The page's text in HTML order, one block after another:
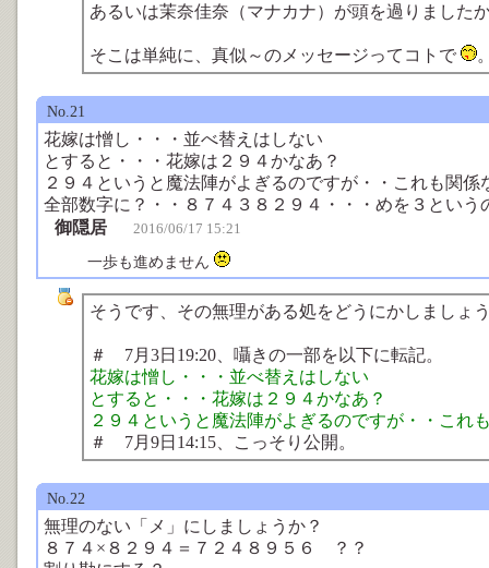
あるいは茉奈佳奈（マナカナ）が頭を過りました
そこは単純に、真似～のメッセージってコトで
No.21
花嫁は憎し・・・並べ替えはしない
とすると・・・花嫁は２９４かなあ？
２９４というと魔法陣がよぎるのですが・・これも関係
全部数字に？・・８７４３８２９４・・・めを３という
御隠居
2016/06/17 15:21
一歩も進めません
そうです、その無理がある処をどうにかしましょ
＃ 7月3日19:20、囁きの一部を以下に転記。
花嫁は憎し・・・並べ替えはしない
とすると・・・花嫁は２９４かなあ？
２９４というと魔法陣がよぎるのですが・・これ
＃ 7月9日14:15、こっそり公開。
No.22
無理のない「メ」にしましょうか？
８７４×８２９４＝７２４８９５６ ？？